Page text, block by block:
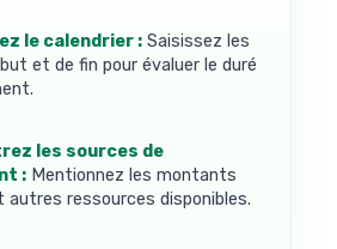
le calendrier : Saisissez les
et de fin pour évaluer le duré
les sources de
: Mentionnez les montants
autres ressources disponibles.